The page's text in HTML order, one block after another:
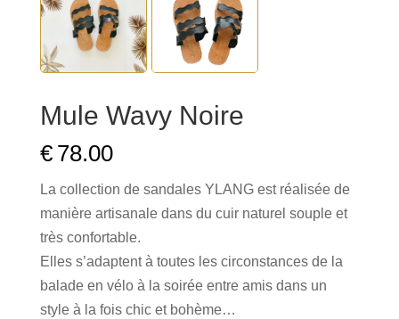
Mule Wavy Noire
€ 78.00
La collection de sandales YLANG est réalisée de
manière artisanale dans du cuir naturel souple et
très confortable.
Elles s’adaptent à toutes les circonstances de la
balade en vélo à la soirée entre amis dans un
style à la fois chic et bohème…